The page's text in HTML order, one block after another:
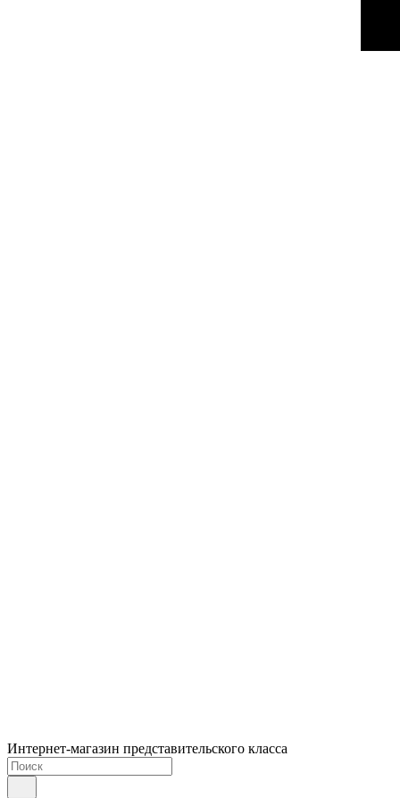
Интернет-магазин представительского класса